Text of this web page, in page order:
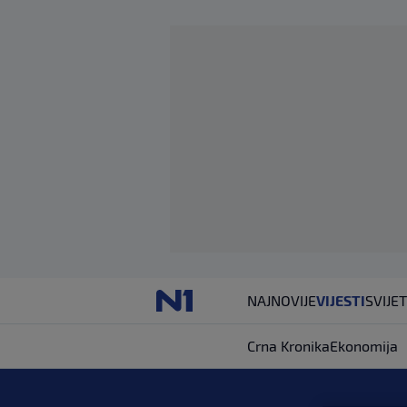
NAJNOVIJEVIJESTISVIJET
Crna KronikaEkonomija